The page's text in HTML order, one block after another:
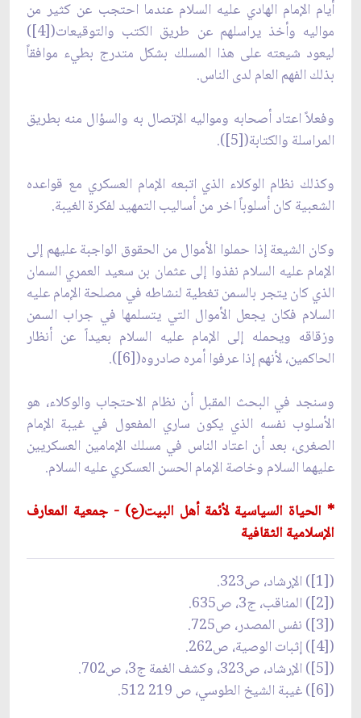
أيام الإمام الهادي عليه السلام عندما احتجب عن كثير من
مواليه وأخذ يراسلهم عن طريق الكتب والتوقيعات([4])
ليعود شيعته على هذا المسلك بشكل متدرج بطي‏ء موافقاً
بذلك الفهم العام لدى الناس.
وفعلاً اعتاد أصحابه ومواليه الإتصال به والسؤال منه بطريق
المراسلة والكتابة([5]).
وكذلك نظام الوكلاء الذي اتبعه الإمام العسكري مع قواعده
الشعبية كان أسلوباً اخر من أساليب التمهيد لفكرة الغيبة.
وكان الشيعة إذا حملوا الأموال من الحقوق الواجبة عليهم إلى
الإمام عليه السلام نفذوا إلى عثمان بن سعيد العمري السمان
الذي كان يتجر بالسمن تغطية لنشاطه في مصلحة الإمام عليه
السلام فكان يجعل الأموال التي يتسلمها في جراب السمن
وزقاقه ويحمله إلى الإمام عليه السلام بعيداً عن أنظار
الحاكمين، لأنهم إذا عرفوا أمره صادروه([6]).
وسنجد في البحث المقبل أن نظام الاحتجاب والوكلاء، هو
الأسلوب نفسه الذي يكون ساري المفعول في غيبة الإمام
الصغرى، بعد أن اعتاد الناس في مسلك الإمامين العسكريين
عليهما السلام وخاصة الإمام الحسن العسكري عليه السلام.
* الحياة السياسية لأئمة أهل البيت(ع) - جمعية المعارف
الإسلامية الثقافية
([1]) الإرشاد، ص‏323.
([2]) المناقب، ج‏3، ص‏635.
([3]) نفس المصدر، ص‏725.
([4]) إثبات الوصية، ص‏262.
([5]) الإرشاد، ص‏323، وكشف الغمة ج‏3، ص‏702.
([6]) غيبة الشيخ الطوسي، ص 219 512.